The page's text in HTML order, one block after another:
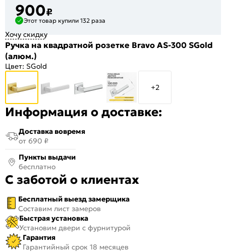
900₽
Этот товар купили 132 раза
Хочу скидку
Ручка на квадратной розетке Bravo AS-300 SGold
(алюм.)
Цвет: SGold
+2
Информация о доставке:
Доставка вовремя
от 690 ₽
Пункты выдачи
бесплатно
С заботой о клиентах
Бесплатный выезд замерщика
Составим лист замеров
Быстрая установка
Установим двери с фурнитурой
Гарантия
Гарантийный срок 18 месяцев